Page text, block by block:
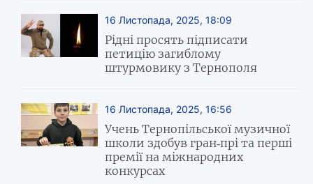
16 Листопада, 2025, 18:09
Рідні просять підписати
петицію загиблому
штурмовику з Тернополя
16 Листопада, 2025, 16:56
Учень Тернопільської музичної
школи здобув гран-прі та перші
премії на міжнародних
конкурсах